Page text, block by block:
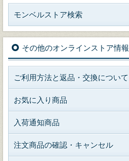
モンベルストア検索
その他のオンラインストア情報
ご利用方法と返品・交換について
お気に入り商品
入荷通知商品
注文商品の確認・キャンセル